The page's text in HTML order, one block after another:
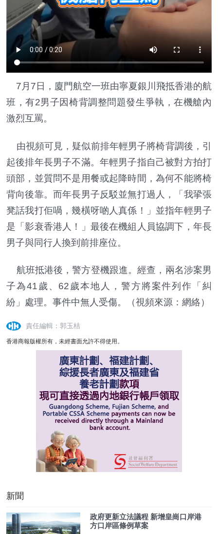
7月7日，廈門航空一班由寧夏銀川飛抵香港的航
班，有2男子因椅背調整問題發生爭執，在機艙內
激烈互罵。
由視頻可見，疑似前排年輕男子將椅背調後，引
起後排年長男子不滿。年輕男子指自己被對方拍打
頭部，並質問不是用餐或起降時間，為何不能將椅
背向後靠。而年長男子反駁並無打過人，「我㧬張
凳話我打佢喎，幾橫呀啲人真係！」並指年輕男子
是「影衰香港人！」最後在機組人員協調下，年長
男子與同行人換到前排座位。
航班抵港後，警方登機跟進。經查，兩名涉案男
子為41歲、62歲本地人，警方將案件列作「糾
紛」處理。事件中無人受傷。（視頻來源：網絡）
責任編輯：郭玉桔
香港商報版權所有，未經書面允許不得使用。
新聞
政府更新立法議程 新增皇崗口岸港
方口岸區條例草案